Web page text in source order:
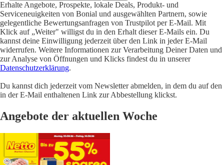
Erhalte Angebote, Prospekte, lokale Deals, Produkt- und
Serviceneuigkeiten von Bonial und ausgewählten Partnern, sowie
gelegentliche Bewertungsanfragen von Trustpilot per E-Mail. Mit
Klick auf „Weiter" willigst du in den Erhalt dieser E-Mails ein. Du
kannst deine Einwilligung jederzeit über den Link in jeder E-Mail
widerrufen. Weitere Informationen zur Verarbeitung Deiner Daten und
zur Analyse von Öffnungen und Klicks findest du in unserer
Datenschutzerklärung.
Du kannst dich jederzeit vom Newsletter abmelden, in dem du auf den
in der E-Mail enthaltenen Link zur Abbestellung klickst.
Angebote der aktuellen Woche